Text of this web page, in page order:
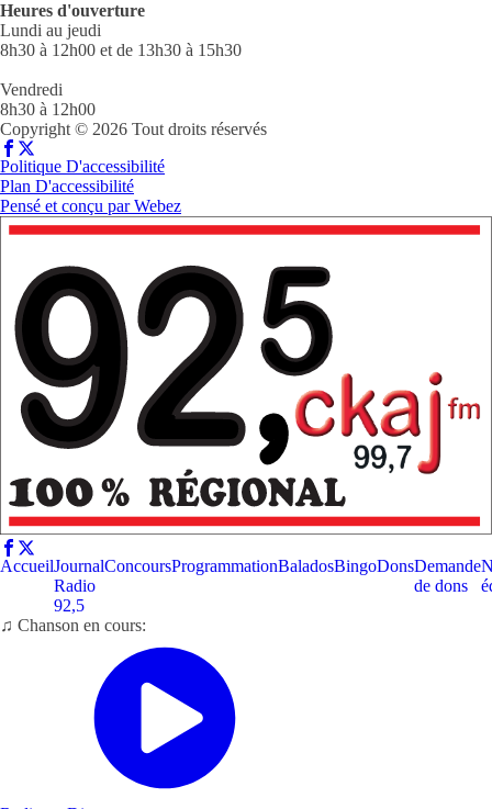
Heures d'ouverture
Lundi au jeudi
8h30 à 12h00 et de 13h30 à 15h30
Vendredi
8h30 à 12h00
Copyright © 2026 Tout droits réservés
Politique D'accessibilité
Plan D'accessibilité
Pensé et conçu parWebez
AccueilJournal
Radio
92,5
ConcoursProgrammationBaladosBingoDonsDemande
de dons
♫ Chanson en cours: